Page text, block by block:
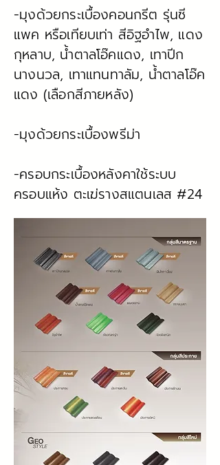
-มุงด้วยกระเบื้องคอนกรีต รุ่นซี
แพค หรือเทียบเท่า สีอิฐอำไพ, แดง
กุหลาบ, น้ำตาลโอ๊คแดง, เทาปีก
นางนวล, เทาแทนทาลัม, น้ำตาลโอ๊ค
แดง (เลือกสีภายหลัง)
-มุงด้วยกระเบื้องพรีม่า
-ครอบกระเบื้องหลังคาใช้ระบบ
ครอบแห้ง ตะเฆ่รางสแตนเลส #24